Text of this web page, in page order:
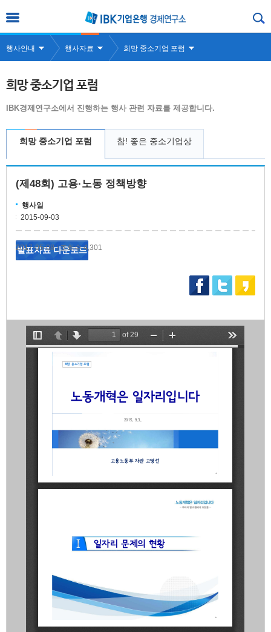
행사안내 행사자료 희망 중소기업 포럼
희망 중소기업 포럼
IBK경제연구소에서 진행하는 행사 관련 자료를 제공합니다.
희망 중소기업 포럼 참! 좋은 중소기업상
(제48회) 고용·노동 정책방향
행사일
2015-09-03
2017-05-08|조회수 4,301
발표자료 다운로드